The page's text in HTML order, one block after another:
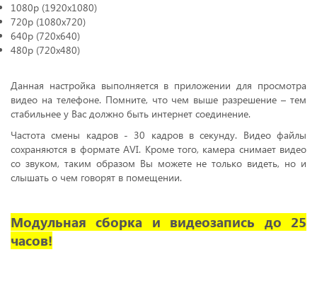
1080p (1920х1080)
720р (1080х720)
640р (720х640)
480р (720х480)
Данная настройка выполняется в приложении для просмотра
видео на телефоне. Помните, что чем выше разрешение – тем
стабильнее у Вас должно быть интернет соединение.
Частота смены кадров - 30 кадров в секунду. Видео файлы
сохраняются в формате AVI. Кроме того, камера снимает видео
со звуком, таким образом Вы можете не только видеть, но и
слышать о чем говорят в помещении.
Модульная сборка и видеозапись до 25
часов!